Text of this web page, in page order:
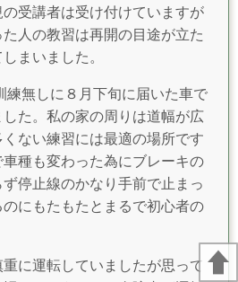
の受講者は受け付けていますが
人の教習は再開の目途が立た
まいました。
練無しに８月下旬に届いた車で
た。 私の家の周りは道幅が広
ない練習には最適の場所です
種も変わった為にブレーキの
停止線のかなり手前で止まっ
に もたもたとまるで初心者の
に運転していましたが思って